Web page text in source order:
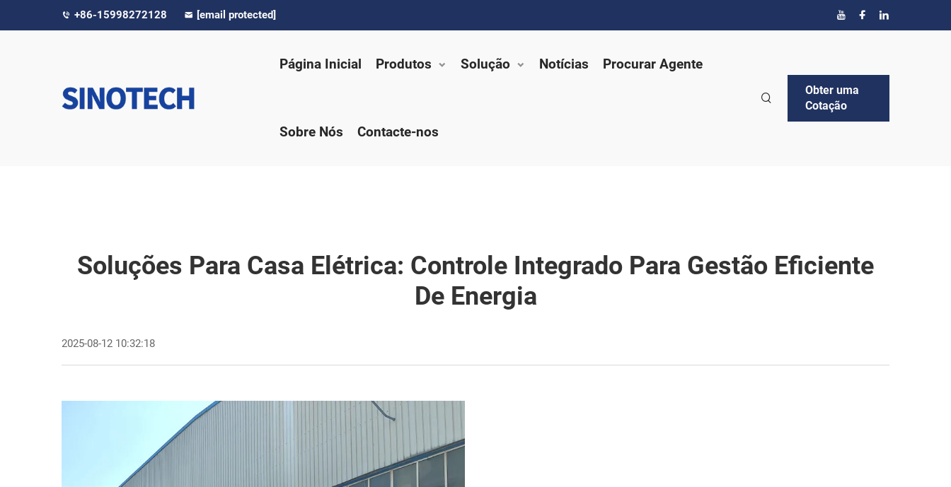
+86-15998272128 [email protected]
Página Inicial Produtos Solução Notícias Procurar Agente
Sobre Nós Contacte-nos
Obter uma
Cotação
Soluções Para Casa Elétrica: Controle Integrado Para Gestão Eficiente
De Energia
2025-08-12 10:32:18